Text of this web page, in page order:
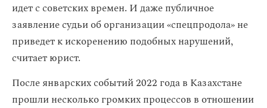
идет с советских времен. И даже публичное
заявление судьи об организации «спецпродола» не
приведет к искоренению подобных нарушений,
считает юрист.
После январских событий 2022 года в Казахстане
прошли несколько громких процессов в отношении